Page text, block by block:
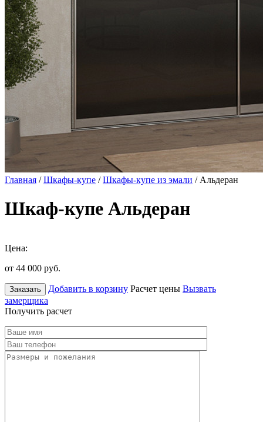
Главная /Шкафы-купе /Шкафы-купе из эмали / Альдеран
Шкаф-купе Альдеран
Цена:
от 44 000 руб.
Заказать Добавить в корзину Расчет цены Вызвать
замерщика
Получить расчет